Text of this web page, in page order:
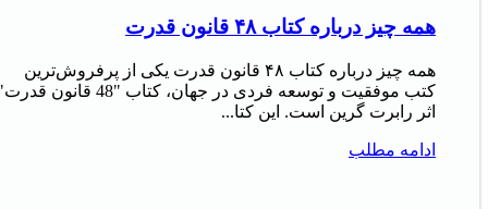
همه چیز درباره کتاب ۴۸ قانون قدرت
همه چیز درباره کتاب ۴۸ قانون قدرت یکی از پرفروش‌ترین
کتب موفقیت و توسعه فردی در جهان، کتاب "48 قانون
اثر رابرت گرین است. این کتا...
ادامه مطلب